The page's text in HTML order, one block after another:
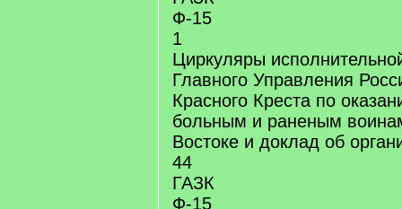
Ф-15
1
Циркуляры
Главного Управления
Красного Креста по
больным и раненым
Востоке и доклад об
44
ГАЗК
Ф-15